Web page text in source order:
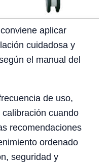
aplicar
cuidadosa y
el manual del
de uso,
calibración cuando
recomendaciones
ordenado
seguridad y